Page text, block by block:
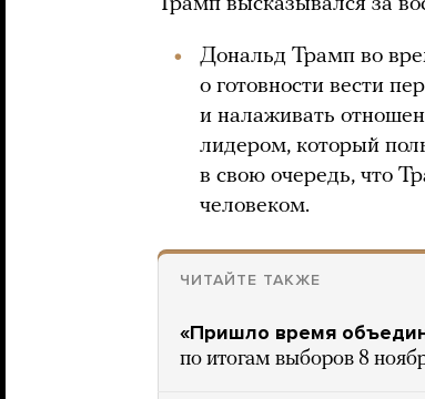
Трамп высказывался за
Дональд Трамп во
о готовности вести
и налаживать
лидером, который
в свою очередь, что
человеком.
ЧИТАЙТЕ ТАКЖЕ
«Пришло время
по итогам выборов 8